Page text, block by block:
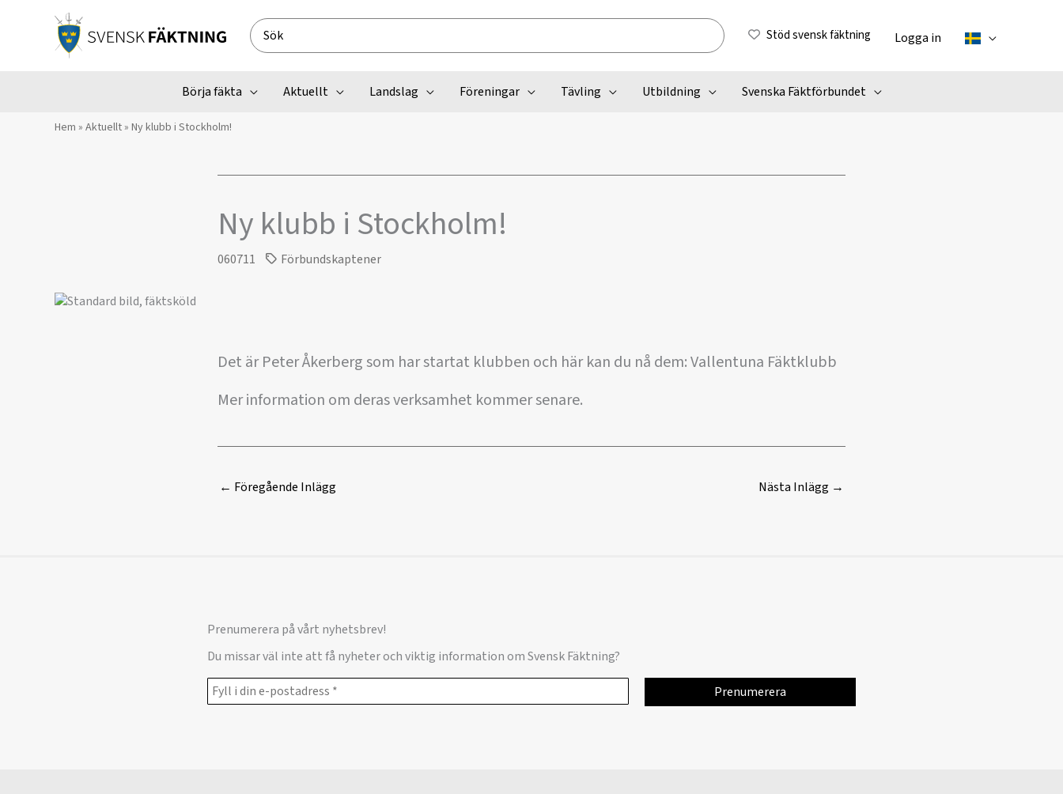
Search
for:
Stöd svensk fäktning Logga in
Börja fäkta Aktuellt Landslag Föreningar Tävling Utbildning Svenska Fäktförbundet
Hem » Aktuellt» Ny klubb i Stockholm!
Ny klubb i Stockholm!
060711 Förbundskaptener
Det är Peter Åkerberg som har startat klubben och här kan du nå dem: Vallentuna Fäktklubb
Mer information om deras verksamhet kommer senare.
← Föregående Inlägg Nästa Inlägg →
Prenumerera på vårt nyhetsbrev!
Du missar väl inte att få nyheter och viktig information om Svensk Fäktning?